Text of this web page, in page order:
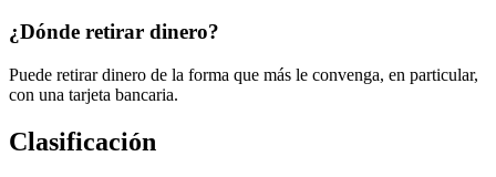
¿Dónde retirar dinero?
Puede retirar dinero de la forma que más le convenga, en particular,
con una tarjeta bancaria.
Clasificación